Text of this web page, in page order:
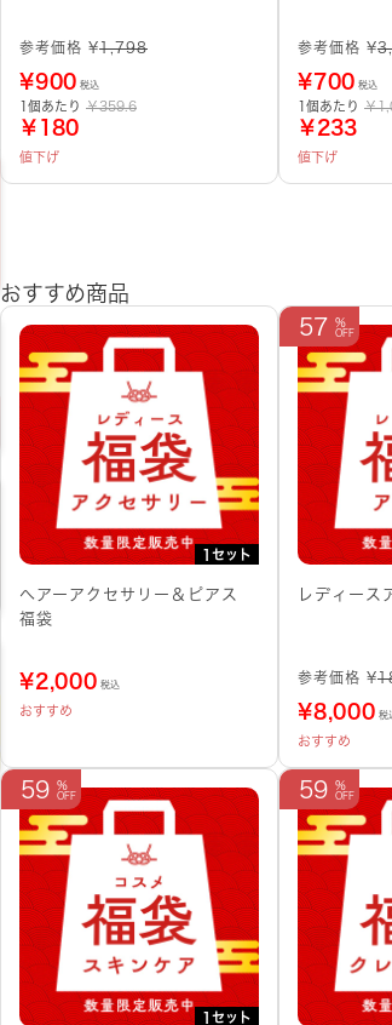
参考価格 ¥1,798
¥900 税込
1個あたり ￥359.6
￥180
値下げ
参考価格 ¥
¥700 税込
1個あたり ￥
￥233
値下げ
おすすめ商品
1セット
へアーアクセサリー＆ピアス
福袋
¥2,000 税込
おすすめ
57
レディース
参考価格 ¥
¥8,000 税
おすすめ
1セット
59 59